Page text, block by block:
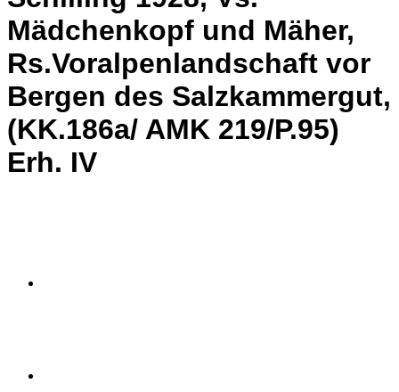
Mädchenkopf und Mäher,
Rs.Voralpenlandschaft vor
Bergen des Salzkammergut,
(KK.186a/ AMK 219/P.95)
Erh. IV